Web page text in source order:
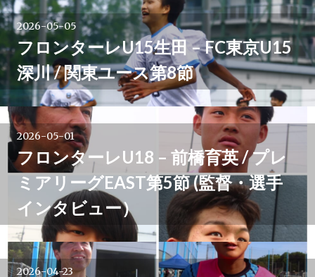
2026-05-05
フロンターレU15生田 – FC東京U15
深川 / 関東ユース第8節
2026-05-01
フロンターレU18 – 前橋育英 / プレ
ミアリーグEAST第5節 (監督・選手
インタビュー）
2026-04-23